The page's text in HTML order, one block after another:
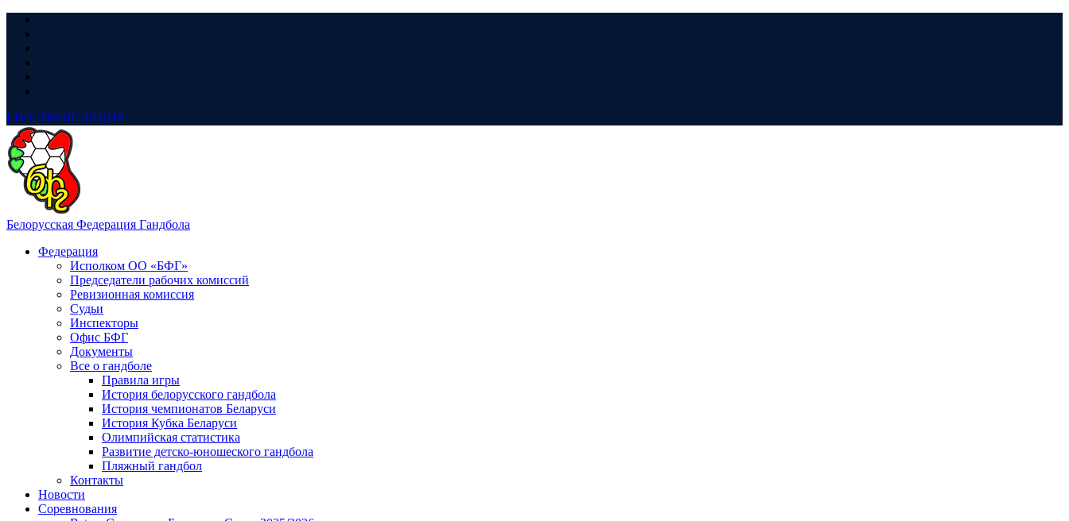
LIVE ТРАНСЛЯЦИЯ
Белорусская Федерация Гандбола
Федерация
Исполком ОО «БФГ»
Председатели рабочих комиссий
Ревизионная комиссия
Судьи
Инспекторы
Офис БФГ
Документы
Все о гандболе
Правила игры
История белорусского гандбола
История чемпионатов Беларуси
История Кубка Беларуси
Олимпийская статистика
Развитие детско-юношеского гандбола
Пляжный гандбол
Контакты
Новости
Соревнования